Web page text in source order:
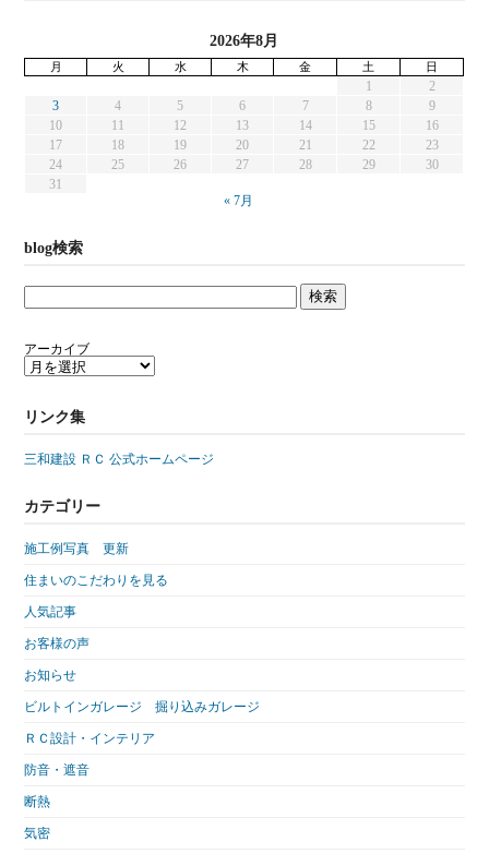
2026年8月
月 火 水 木 金 土 日
1
2
3
4 5 6 7 8
9
10
11 12 13 14 15
16
17
18 19 20 21 22
23
24
25 26 27 28 29
30
31
« 7月
blog検索
アーカイブ
リンク集
三和建設 ＲＣ 公式ホームページ
カテゴリー
施工例写真 更新
住まいのこだわりを見る
人気記事
お客様の声
お知らせ
ビルトインガレージ 掘り込みガレージ
ＲＣ設計・インテリア
防音・遮音
断熱
気密